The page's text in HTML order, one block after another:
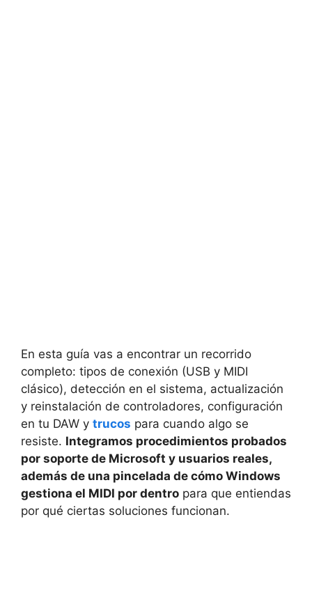
En esta guía vas a encontrar un recorrido
completo: tipos de conexión (USB y MIDI
clásico), detección en el sistema, actualización
y reinstalación de controladores, configuración
en tu DAW y trucos para cuando algo se
resiste. Integramos procedimientos probados
por soporte de Microsoft y usuarios reales,
además de una pincelada de cómo Windows
gestiona el MIDI por dentro para que entiendas
por qué ciertas soluciones funcionan.